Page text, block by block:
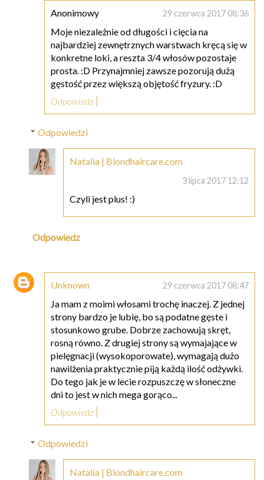
Anonimowy 29 czerwca 2017 08:36
Moje niezależnie od długości i cięcia na
najbardziej zewnętrznych warstwach kręcą się w
konkretne loki, a reszta 3/4 włosów pozostaje
prosta. :D Przynajmniej zawsze pozorują dużą
gęstość przez większą objętość fryzury. :D
Odpowiedz
Odpowiedzi
Natalia | Blondhaircare.com
3 lipca 2017 12:12
Czyli jest plus! :)
Odpowiedz
Unknown 29 czerwca 2017 08:47
Ja mam z moimi włosami trochę inaczej. Z jednej
strony bardzo je lubię, bo są podatne gęste i
stosunkowo grube. Dobrze zachowują skręt,
rosną równo. Z drugiej strony są wymajające w
pielęgnacji (wysokoporowate), wymagają dużo
nawilżenia praktycznie piją każdą ilość odżywki.
Do tego jak je w lecie rozpuszczę w słoneczne
dni to jest w nich mega gorąco...
Odpowiedz
Odpowiedzi
Natalia | Blondhaircare.com